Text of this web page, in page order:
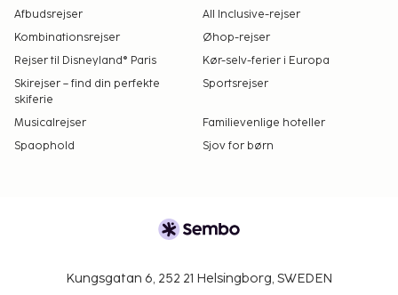
Afbudsrejser
All Inclusive-rejser
Kombinationsrejser
Øhop-rejser
Rejser til Disneyland® Paris
Kør-selv-ferier i Europa
Skirejser – find din perfekte
skiferie
Sportsrejser
Musicalrejser
Familievenlige hoteller
Spaophold
Sjov for børn
Kungsgatan 6, 252 21 Helsingborg, SWEDEN